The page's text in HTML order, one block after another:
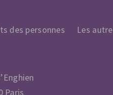
des personnes Les
Paris